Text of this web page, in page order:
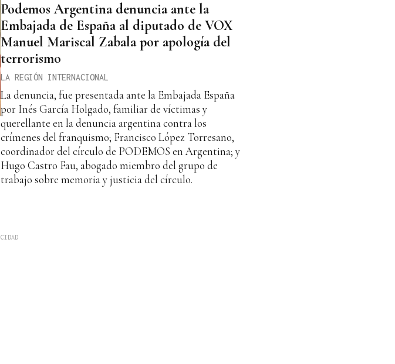
Podemos Argentina denuncia ante la
Embajada de España al diputado de VOX
Manuel Mariscal Zabala por apología del
terrorismo
LA REGIÓN INTERNACIONAL
La denuncia, fue presentada ante la Embajada España
por Inés García Holgado, familiar de víctimas y
querellante en la denuncia argentina contra los
crímenes del franquismo; Francisco López Torresano,
coordinador del círculo de PODEMOS en Argentina; y
Hugo Castro Fau, abogado miembro del grupo de
trabajo sobre memoria y justicia del círculo.